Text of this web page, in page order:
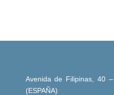
Avenida de Filipinas, 40
(ESPAÑA)